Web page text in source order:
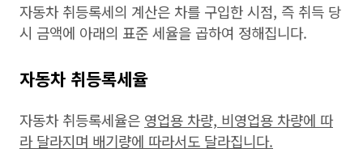
자동차 취등록세의 계산은 차를 구입한 시점, 즉 취득 당
시 금액에 아래의 표준 세율을 곱하여 정해집니다.
자동차 취등록세율
자동차 취등록세율은 영업용 차량, 비영업용 차량에 따
라 달라지며 배기량에 따라서도 달라집니다.